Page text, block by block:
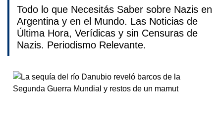
Todo lo que Necesitás Saber sobre Nazis en
Argentina y en el Mundo. Las Noticias de
Última Hora, Verídicas y sin Censuras de
Nazis. Periodismo Relevante.